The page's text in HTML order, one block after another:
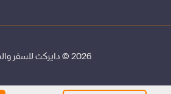
2026 © دايركت للسفر والسياحة